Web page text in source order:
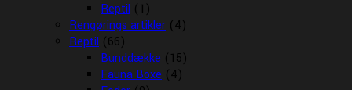
Reptil (1)
Rengørings artikler (4)
Reptil (66)
Bunddække (15)
Fauna Boxe (4)